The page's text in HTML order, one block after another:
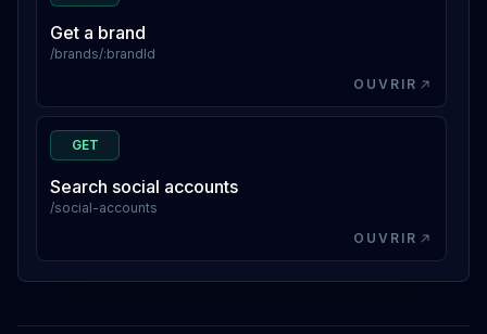
Get a brand
/brands/:brandId
OUVRIR
GET
Search social accounts
/social-accounts
OUVRIR